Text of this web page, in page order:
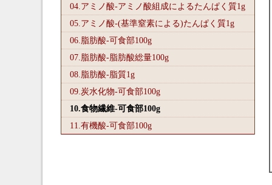
04.アミノ酸-アミノ酸組成によるたんぱく質1g
05.アミノ酸-(基準窒素による)たんぱく質1g
06.脂肪酸-可食部100g
07.脂肪酸-脂肪酸総量100g
08.脂肪酸-脂質1g
09.炭水化物-可食部100g
10.食物繊維-可食部100g
11.有機酸-可食部100g